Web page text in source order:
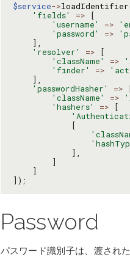
$service->loadIdentifier
'fields'
=>
[
'username'
=>
'password'
=>
],
'resolver'
=>
[
'className'
=>
'finder'
=>
],
'passwordHasher'
=>
'className'
=>
'hashers'
=>
[
[
],
]
]
]);
Password
パスワード識別子は、渡され